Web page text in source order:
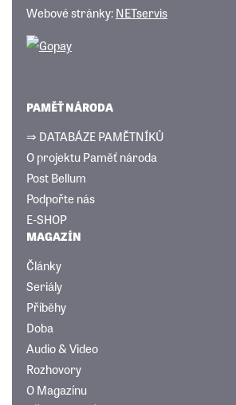
Webové stránky:NETservis
PAMĚŤ NÁRODA
⇒ DATABÁZE PAMĚTNÍKŮ
O projektu Paměť národa
Post Bellum
Podpořte nás
E-SHOP
MAGAZÍN
Články
Seriály
Příběhy
Doba
Audio & Video
Rozhovory
O Magazínu